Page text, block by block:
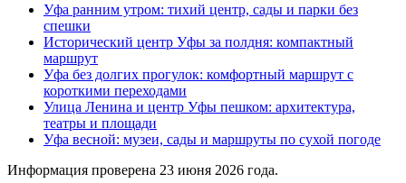
Уфа ранним утром: тихий центр, сады и парки без
спешки
Исторический центр Уфы за полдня: компактный
маршрут
Уфа без долгих прогулок: комфортный маршрут с
короткими переходами
Улица Ленина и центр Уфы пешком: архитектура,
театры и площади
Уфа весной: музеи, сады и маршруты по сухой погоде
Информация проверена 23 июня 2026 года.